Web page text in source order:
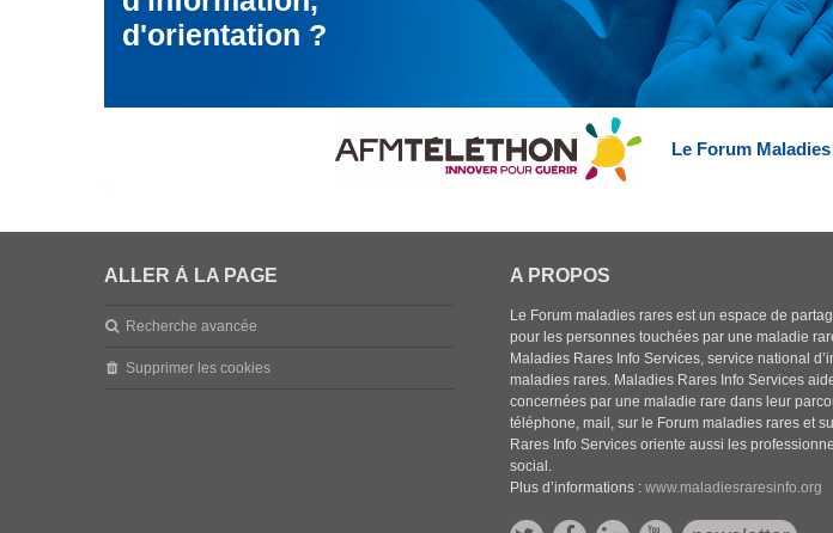
d'orientation ?
Le Forum
ALLER À LA PAGE
Recherche avancée
Supprimer les cookies
A PROPOS
Le Forum maladies rares est un espace de
pour les personnes touchées par une maladie
Maladies Rares Info Services, service national
maladies rares. Maladies Rares Info Services
concernées par une maladie rare dans leur
téléphone, mail, sur le Forum maladies rares et
Rares Info Services oriente aussi les
social.
Plus d’informations :www.maladiesraresinfo.org